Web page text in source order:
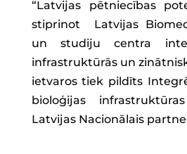
“Latvijas pētniecības
stiprinot Latvijas
un studiju centra
infrastruktūrās un
ietvaros tiek pildīts
bioloģijas
Latvijas Nacionālais